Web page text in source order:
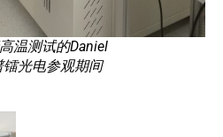
温测试的Daniel
镭光电参观期间